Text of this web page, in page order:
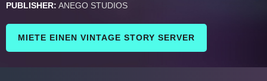
PUBLISHER: ANEGO STUDIOS
MIETE EINEN VINTAGE STORY SERVER